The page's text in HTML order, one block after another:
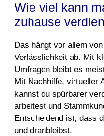
Wie viel kann
zuhause
Das hängt vor allem
Verlässlichkeit ab. Mit
Umfragen bleibt es
Mit Nachhilfe, virtueller
kannst du spürbarer
arbeitest und
Entscheidend ist, dass
und dranbleibst.